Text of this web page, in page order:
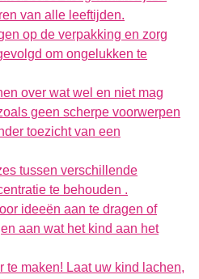
van alle leeftijden.
op de verpakking en zorg
om ongelukken te
over wat wel en niet mag
geen scherpe voorwerpen
toezicht van een
tussen verschillende
te behouden .
ideeën aan te dragen of
aan wat het kind aan het
te maken! Laat uw kind lachen,